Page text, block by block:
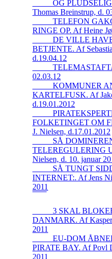
_____OG
Thomas Breinstrup, d.
_____TELEFON
RINGE OP. Af Heine
_____DE VILLE
BETJENTE. Af
d.19.04.12
02.03.12
_____KOMMUNER
KARTELFUSK. Af
d.19.01.2012
FOLKETINGET OM
J. Nielsen, d.17.01.2012
_____SÅ
TELEREGULERING
Nielsen, d. 10. januar
_____SÅ TUNGT
INTERNET:. Af Jens
2011
_____3 SKAL
DANMARK. Af Kasper
2011
_____EU-DOM
PIRATE BAY. Af Povl
2011